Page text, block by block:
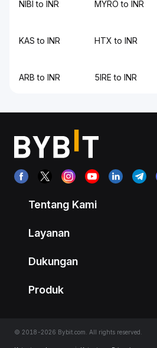
NIBI to INR MYRO to INR
KAS to INR HTX to INR
ARB to INR 5IRE to INR
Tentang Kami
Layanan
Dukungan
Produk
© 2018-2026 Bybit.com. All rights reserved.